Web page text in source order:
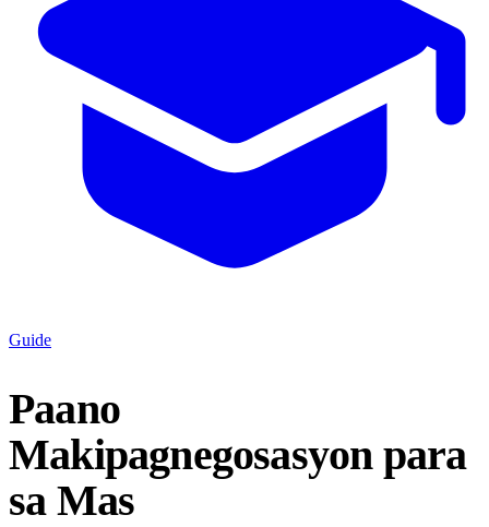
Guide
Paano
Makipagnegosasyon para
sa Mas